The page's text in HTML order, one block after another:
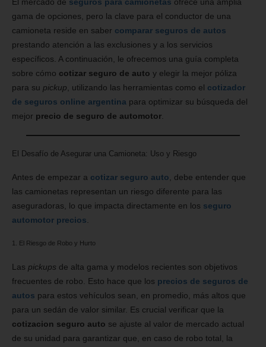
gama de opciones, pero la clave para el conductor de una
camioneta reside en saber comparar seguros de autos
prestando atención a las exclusiones y a los servicios
específicos. A continuación, le ofrecemos una guía completa
sobre cómo cotizar seguro de auto y elegir la mejor póliza
para su pickup , utilizando las herramientas como el cotizador
de seguros online argentina para optimizar su búsqueda del
mejor precio de seguro de automotor
El Desafío de Asegurar una Camioneta: Uso y Riesgo
Antes de empezar a cotizar seguro auto , debe entender que
las camionetas representan un riesgo diferente para las
aseguradoras, lo que impacta directamente en los seguro
automotor precios
1. El Riesgo de Robo y Hurto
Las pickups de alta gama y modelos recientes son objetivos
frecuentes de robo. Esto hace que los precios de seguros de
autos para estos vehículos sean, en promedio, más altos que
para un sedán de valor similar. Es crucial verificar que la
cotizacion seguro auto se ajuste al valor de mercado actual
de su unidad para garantizar que, en caso de robo total, la